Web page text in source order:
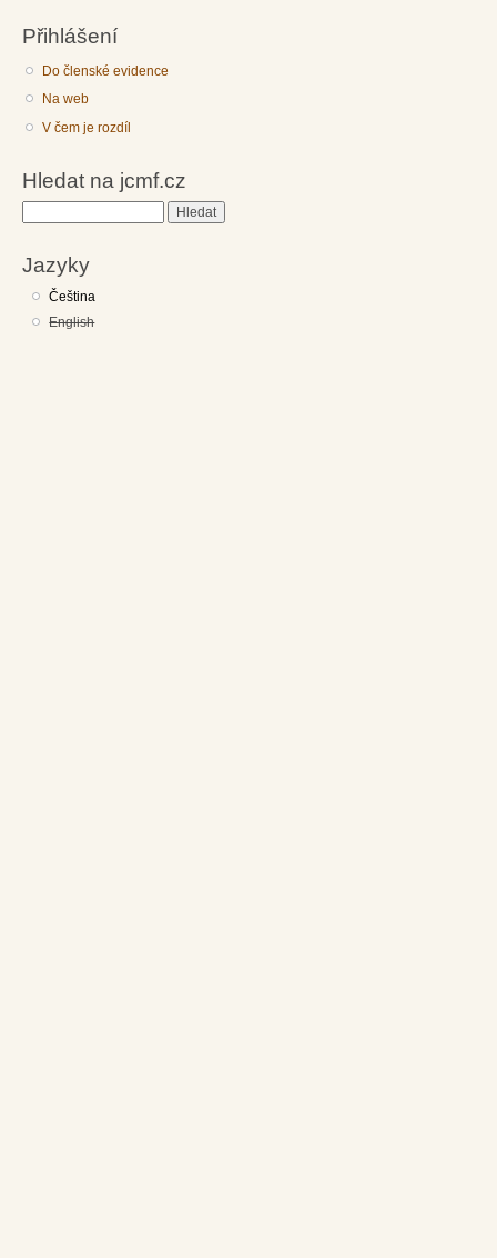
Přihlášení
Do členské evidence
Na web
V čem je rozdíl
Hledat na jcmf.cz
Jazyky
Čeština
English